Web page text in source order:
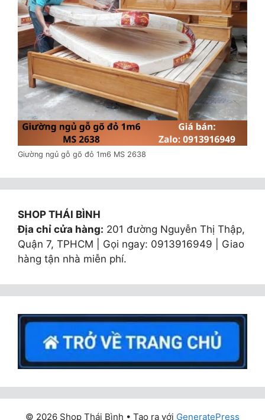
Giường ngủ gỗ gõ đỏ 1m6 MS 2638
SHOP THÁI BÌNH
Địa chỉ cửa hàng: 201 đường Nguyễn Thị Thập,
Quận 7, TPHCM | Gọi ngay: 0913916949 | Giao
hàng tận nhà miễn phí.
© 2026 Shop Thái Bình • Tạo ra với GeneratePress